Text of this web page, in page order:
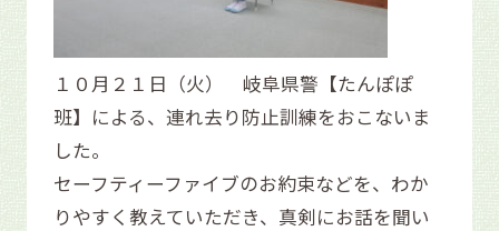
１０月２１日（火） 岐阜県警【たんぽぽ
班】による、連れ去り防止訓練をおこないま
した。
セーフティーファイブのお約束などを、わか
りやすく教えていただき、真剣にお話を聞い